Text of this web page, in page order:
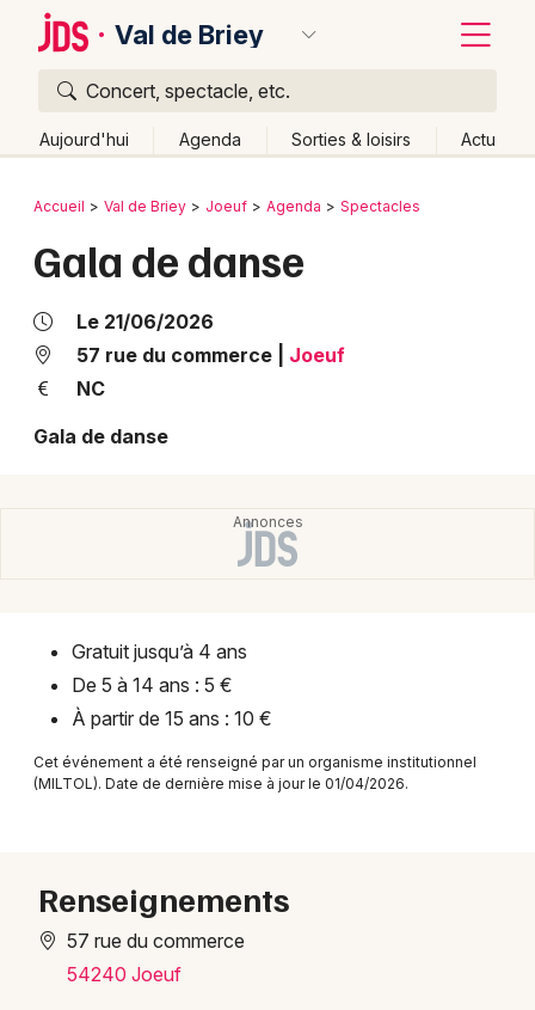
Val de Briey
Concert, spectacle, etc.
Aujourd'hui Agenda Sorties & loisirs Actu
Publier un événement
Grands événements
Concerts
Sports
Soirées
Sorties & loisirs
Spectacles en Meurthe-et-Moselle
Bordeaux
Lille
Lyon
Marseille
Nice
Paris
Toulouse
Retour
Accueil Val de Briey Joeuf Agenda Spectacles
Gala de danse
Le 21/06/2026
57 rue du commerce
Joeuf
NC
Gala de danse
Gratuit jusqu’à 4 ans
De 5 à 14 ans : 5 €
À partir de 15 ans : 10 €
Cet événement a été renseigné par un organisme institutionnel
(MILTOL). Date de dernière mise à jour le 01/04/2026.
Renseignements
57 rue du commerce
54240 Joeuf
Quoi ?
Où ?
Lorraine
Partout Près de moi
Quand ?
Aujourd'hui
Demain Ce week-end